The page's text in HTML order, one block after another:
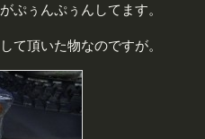
ぷぅんぷぅんしてます。
て頂いた物なのですが。